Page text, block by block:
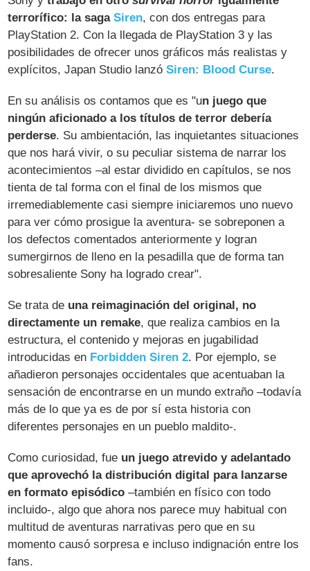
terrorífico: la sagaSiren, con dos entregas para
PlayStation 2. Con la llegada de PlayStation 3 y las
posibilidades de ofrecer unos gráficos más realistas y
explícitos, Japan Studio lanzóSiren: Blood Curse.
En su análisis os contamos que es "un juego que
ningún aficionado a los títulos de terror debería
perderse. Su ambientación, las inquietantes situaciones
que nos hará vivir, o su peculiar sistema de narrar los
acontecimientos –al estar dividido en capítulos, se nos
tienta de tal forma con el final de los mismos que
irremediablemente casi siempre iniciaremos uno nuevo
para ver cómo prosigue la aventura- se sobreponen a
los defectos comentados anteriormente y logran
sumergirnos de lleno en la pesadilla que de forma tan
sobresaliente Sony ha logrado crear".
Se trata de una reimaginación del original, no
directamente un remake, que realiza cambios en la
estructura, el contenido y mejoras en jugabilidad
introducidas en Forbidden Siren 2. Por ejemplo, se
añadieron personajes occidentales que acentuaban la
sensación de encontrarse en un mundo extraño –todavía
más de lo que ya es de por sí esta historia con
diferentes personajes en un pueblo maldito-.
Como curiosidad, fue un juego atrevido y adelantado
que aprovechó la distribución digital para lanzarse
en formato episódico –también en físico con todo
incluido-, algo que ahora nos parece muy habitual con
multitud de aventuras narrativas pero que en su
momento causó sorpresa e incluso indignación entre los
fans.